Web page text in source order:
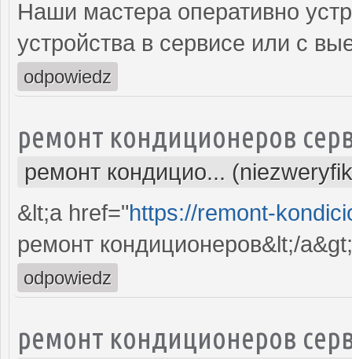
Наши мастера оперативно
устройства в сервисе или с
odpowiedz
ремонт кондиционеров
ремонт кондицио...
&lt;a href="https://remont-
ремонт кондиционеров&lt;/a&gt;
odpowiedz
ремонт кондиционеров